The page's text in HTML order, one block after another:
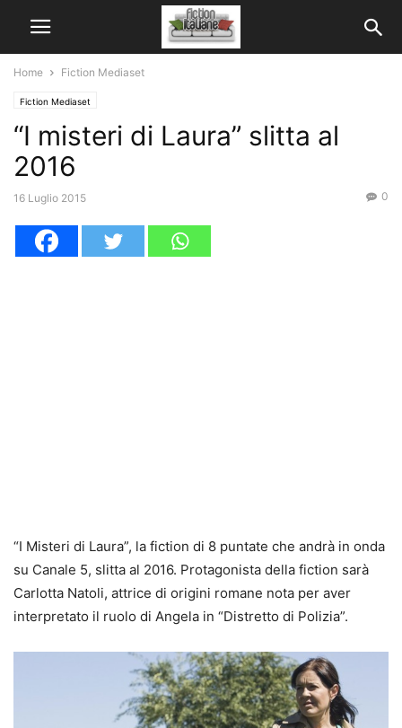
Home Fiction Mediaset
Fiction Mediaset
“I misteri di Laura” slitta al
2016
16 Luglio 2015 0
“I Misteri di Laura”, la fiction di 8 puntate che andrà in onda
su Canale 5, slitta al 2016. Protagonista della fiction sarà
Carlotta Natoli, attrice di origini romane nota per aver
interpretato il ruolo di Angela in “Distretto di Polizia”.